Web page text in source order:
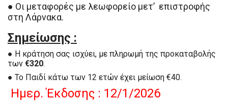
● Οι μεταφορές με λεωφορείο μετ’ επιστροφής
στη Λάρνακα.
Σημείωσης :
● Η κράτηση σας ισχύει, με πληρωμή της προκαταβολής
των €320.
● Το Παιδί κάτω των 12 ετών έχει μείωση €40.
Ημερ. Έκδοσης : 12/1/2026